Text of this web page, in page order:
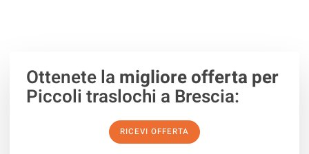
Ottenete la migliore offerta per
Piccoli traslochi a Brescia:
RICEVI OFFERTA